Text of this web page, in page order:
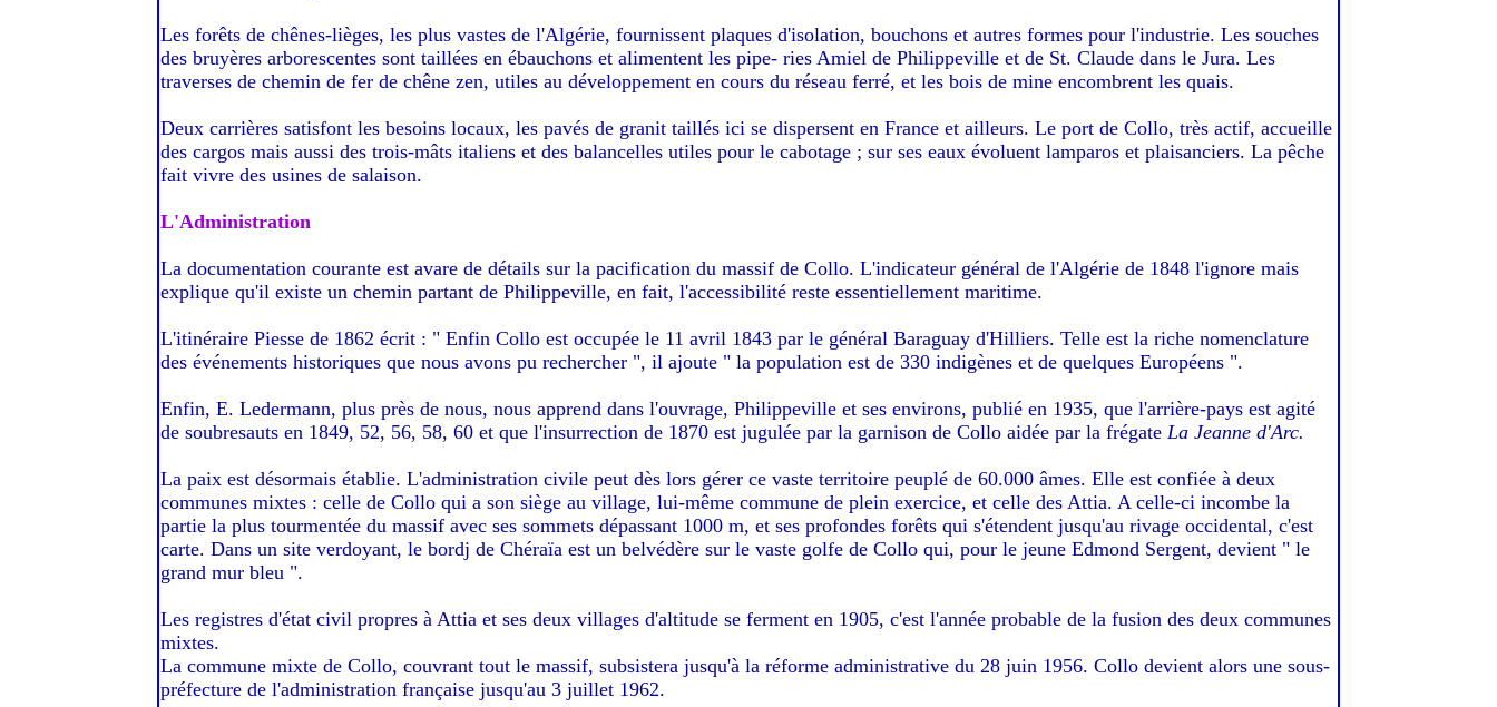
Les forêts de chênes-lièges, les plus vastes de l'Algérie, fournissent plaques d'isolation, bouchons et autres formes pour l'industrie. Les souches
des bruyères arborescentes sont taillées en ébauchons et alimentent les pipe- ries Amiel de Philippeville et de St. Claude dans le Jura. Les
traverses de chemin de fer de chêne zen, utiles au développement en cours du réseau ferré, et les bois de mine encombrent les quais.
Deux carrières satisfont les besoins locaux, les pavés de granit taillés ici se dispersent en France et ailleurs. Le port de Collo, très actif, accueille
des cargos mais aussi des trois-mâts italiens et des balancelles utiles pour le cabotage ; sur ses eaux évoluent lamparos et plaisanciers. La pêche
fait vivre des usines de salaison.
L'Administration
La documentation courante est avare de détails sur la pacification du massif de Collo. L'indicateur général de l'Algérie de 1848 l'ignore mais
explique qu'il existe un chemin partant de Philippeville, en fait, l'accessibilité reste essentiellement maritime.
L'itinéraire Piesse de 1862 écrit : " Enfin Collo est occupée le 11 avril 1843 par le général Baraguay d'Hilliers. Telle est la riche nomenclature
des événements historiques que nous avons pu rechercher ", il ajoute " la population est de 330 indigènes et de quelques Européens ".
Enfin, E. Ledermann, plus près de nous, nous apprend dans l'ouvrage, Philippeville et ses environs, publié en 1935, que l'arrière-pays est agité
de soubresauts en 1849, 52, 56, 58, 60 et que l'insurrection de 1870 est jugulée par la garnison de Collo aidée par la frégate La Jeanne d'Arc.
La paix est désormais établie. L'administration civile peut dès lors gérer ce vaste territoire peuplé de 60.000 âmes. Elle est confiée à deux
communes mixtes : celle de Collo qui a son siège au village, lui-même commune de plein exercice, et celle des Attia. A celle-ci incombe la
partie la plus tourmentée du massif avec ses sommets dépassant 1000 m, et ses profondes forêts qui s'étendent jusqu'au rivage occidental, c'est
carte. Dans un site verdoyant, le bordj de Chéraïa est un belvédère sur le vaste golfe de Collo qui, pour le jeune Edmond Sergent, devient " le
grand mur bleu ".
Les registres d'état civil propres à Attia et ses deux villages d'altitude se ferment en 1905, c'est l'année probable de la fusion des deux communes
mixtes.
La commune mixte de Collo, couvrant tout le massif, subsistera jusqu'à la réforme administrative du 28 juin 1956. Collo devient alors une sous-
préfecture de l'administration française jusqu'au 3 juillet 1962.